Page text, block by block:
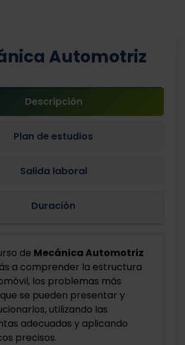
Automotriz
Descripción
Plan de estudios
Salida laboral
Duración
de Mecánica Automotriz
a comprender la estructura
los problemas más
se pueden presentar y
utilizando las
adecuadas y aplicando
precisos.